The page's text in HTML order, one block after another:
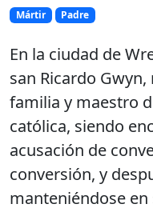
Mártir Padre
En la ciudad de
san Ricardo
familia y maestro
católica, siendo
acusación de
conversión, y
manteniéndose en